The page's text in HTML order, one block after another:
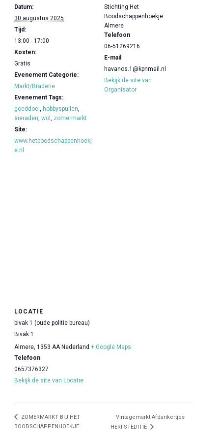
Datum:
30 augustus 2025
Tijd:
13:00 - 17:00
Kosten:
Gratis
Evenement Categorie:
Markt/Braderie
Evenement Tags:
goeddoel, hobbyspullen,
sieraden,wol, zomermarkt
Site:
www.hetboodschappenhoekj
e.nl
Stichting Het
Boodschappenhoekje
Almere
Telefoon
06-51269216
E-mail
havanos.1@kpnmail.nl
Bekijk de site van
Organisator
LOCATIE
bivak 1 (oude politie bureau)
Bivak 1
Almere, 1353 AA Nederland + Google Maps
Telefoon
0657376327
Bekijk de site van Locatie
ZOMERMARKT BIJ HET
BOODSCHAPPENHOEKJE
Vintagemarkt Afdankertjes
HERFSTEDITIE